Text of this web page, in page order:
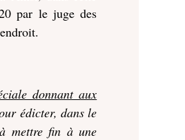
par le juge des
donnant aux
édicter, dans le
mettre fin à une